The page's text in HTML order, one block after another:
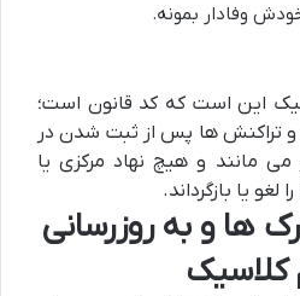
این است که کد قانون است؛
و تراکنش ها پس از ثبت شدن در
می مانند و هیچ نهاد مرکزی یا
یا بازگرداند.
ها و به روزرسانی
کلاسیک